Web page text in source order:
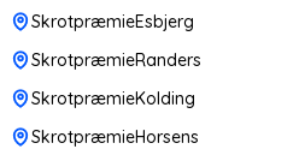
SkrotpræmieEsbjerg
SkrotpræmieRanders
SkrotpræmieKolding
SkrotpræmieHorsens